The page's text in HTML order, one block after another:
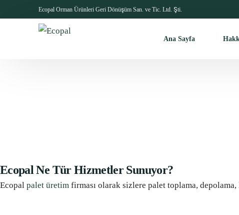
Ecopal Orman Ürünleri Geri Dönüşüm San. ve Tic. Ltd. Şti.
Ana Sayfa
Ecopal Ne Tür Hizmetler Sunuyor?
Ecopal palet üretim firması olarak sizlere palet toplama,